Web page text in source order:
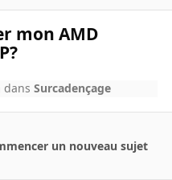
mon AMD
dansSurcadençage
un nouveau sujet